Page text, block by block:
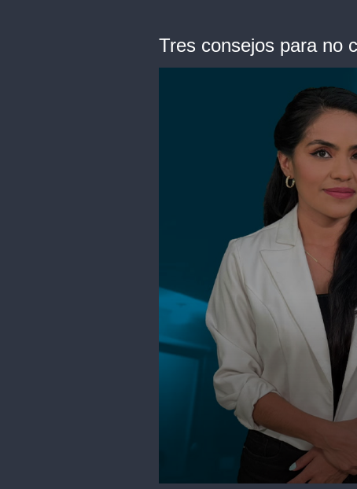
Tres consejos para no